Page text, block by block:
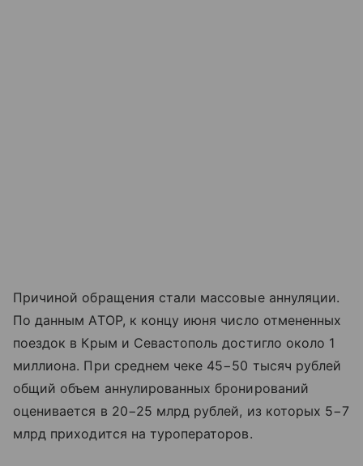
Причиной обращения стали массовые аннуляции.
По данным АТОР, к концу июня число отмененных
поездок в Крым и Севастополь достигло около 1
миллиона. При среднем чеке 45−50 тысяч рублей
общий объем аннулированных бронирований
оценивается в 20−25 млрд рублей, из которых 5−7
млрд приходится на туроператоров.